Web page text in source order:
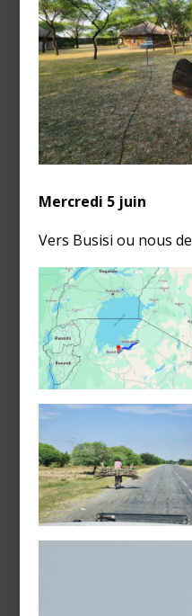
Mercredi 5 juin
Vers Busisi ou nous